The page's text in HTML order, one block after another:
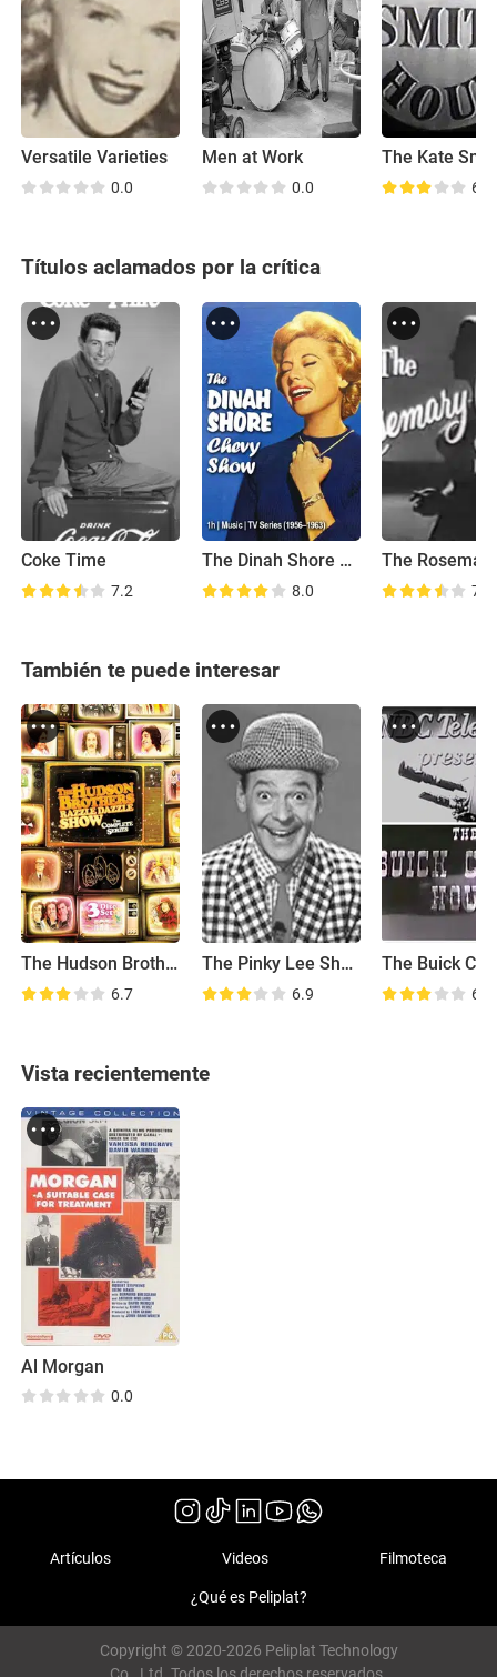
Versatile Varieties
0.0
Men at Work
0.0 6.2
Títulos aclamados por la crítica
Coke Time
7.2
The Dinah Shore Chevy Show
8.0 7.8
También te puede interesar
The Hudson Brothers Razzle Dazzle Show
6.7
The Pinky Lee Show
6.9 6.0
Vista recientemente
Al Morgan
0.0
Artículos Videos Filmoteca
¿Qué es Peliplat?
Copyright © 2020-2026 Peliplat Technology
Co., Ltd. Todos los derechos reservados.